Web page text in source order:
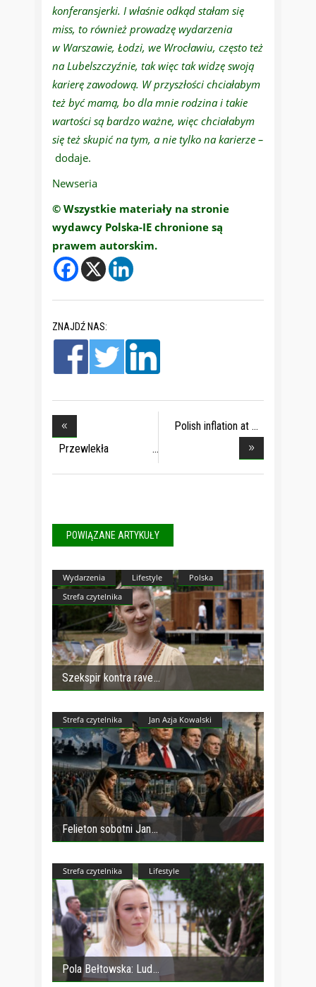
konferansjerki. I właśnie odkąd stałam się
miss, to również prowadzę wydarzenia
w Warszawie, Łodzi, we Wrocławiu, często też
na Lubelszczyźnie, tak więc tak widzę swoją
karierę zawodową. W przyszłości chciałabym
też być mamą, bo dla mnie rodzina i takie
wartości są bardzo ważne, więc chciałabym
się też skupić na tym, a nie tylko na karierze –
dodaje.
Newseria
© Wszystkie materiały na stronie
wydawcy Polska-IE chronione są
prawem autorskim.
ZNAJDŹ NAS:
Przewlekła
niewydol
Polish inflation at
POWIĄZANE ARTYKUŁY
Wydarzenia Lifestyle
Polska
Strefa czytelnika
Szekspir kontra rave
Strefa czytelnika Jan Azja Kowalski
Felieton sobotni Jan
Strefa czytelnika Lifestyle
Pola Bełtowska: Lud